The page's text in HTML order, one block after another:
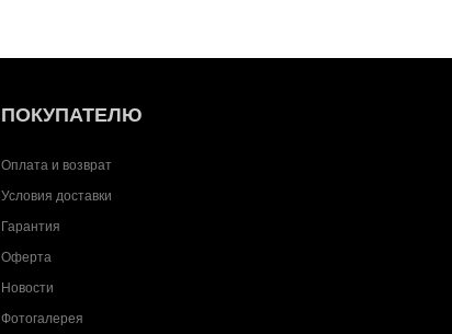
ПОКУПАТЕЛЮ
Оплата и возврат
Условия доставки
Гарантия
Оферта
Новости
Фотогалерея